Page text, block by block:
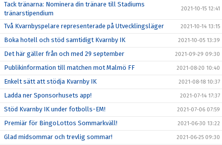
Tack tränarna: Nominera din tränare till Stadiums
tränarstipendium
2021-10-15 12:41
Två Kvarnbyspelare representerade på Utvecklingsläger 2021-10-14 13:15
Boka hotell och stöd samtidigt Kvarnby IK 2021-10-05 13:39
Det här gäller från och med 29 september 2021-09-29 09:30
Publikinformation till matchen mot Malmö FF 2021-08-20 10:40
Enkelt sätt att stödja Kvarnby IK 2021-08-18 10:37
Ladda ner Sponsorhusets app! 2021-07-14 17:37
Stöd Kvarnby IK under fotbolls-EM! 2021-07-06 07:59
Premiär för BingoLottos Sommarkväll! 2021-06-30 13:22
Glad midsommar och trevlig sommar! 2021-06-25 09:30